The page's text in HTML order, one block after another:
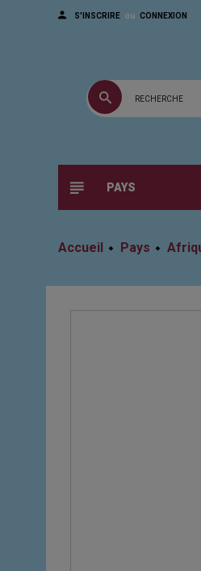
S'INSCRIRE ou CONNEXION
PAYS
Accueil Pays